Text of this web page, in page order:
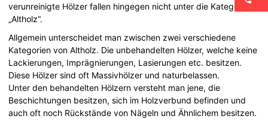
verunreinigte Hölzer fallen hingegen nicht unter die Kategorie
„Altholz“.
Allgemein unterscheidet man zwischen zwei verschiedene
Kategorien von Altholz. Die unbehandelten Hölzer, welche keine
Lackierungen, Imprägnierungen, Lasierungen etc. besitzen.
Diese Hölzer sind oft Massivhölzer und naturbelassen.
Unter den behandelten Hölzern versteht man jene, die
Beschichtungen besitzen, sich im Holzverbund befinden und
auch oft noch Rückstände von Nägeln und Ähnlichem besitzen.